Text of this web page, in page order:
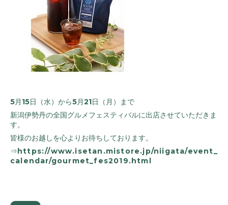
5月15日（水）から5月21日（月）まで
新潟伊勢丹の全国グルメフェスティバルに出店させていただきま
す。
皆様のお越しを心よりお待ちしております。
⇒https://www.isetan.mistore.jp/niigata/event_
calendar/gourmet_fes2019.html